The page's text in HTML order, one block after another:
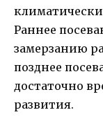
Раннее
замерзанию
позднее
достаточно
развития.